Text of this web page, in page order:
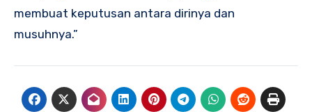
membuat keputusan antara dirinya dan
musuhnya.”